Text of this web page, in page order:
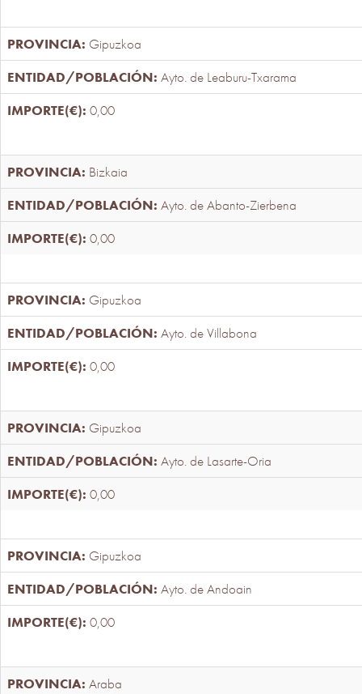
Gipuzkoa
Ayto. de Leaburu-Txarama
0,00
Bizkaia
Ayto. de Abanto-Zierbena
0,00
Gipuzkoa
Ayto. de Villabona
0,00
Gipuzkoa
Ayto. de Lasarte-Oria
0,00
Gipuzkoa
Ayto. de Andoain
0,00
Araba